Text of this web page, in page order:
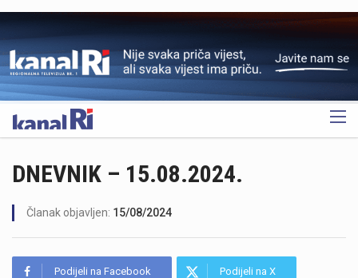
OGLAS
DNEVNIK – 15.08.2024.
Članak objavljen: 15/08/2024
Podijeli na Facebook Podijeli na X